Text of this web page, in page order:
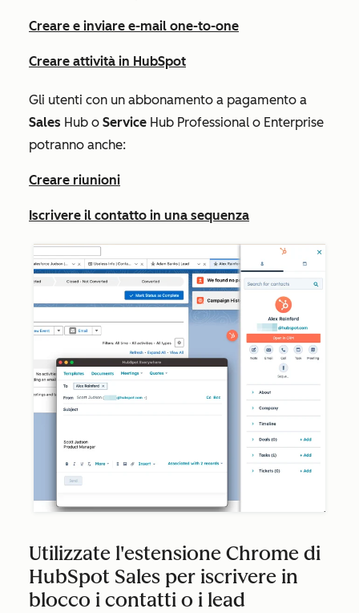
Creare e inviare e-mail one-to-one
Creare attività in HubSpot
Gli utenti con un abbonamento a pagamento a
Sales Hub o Service Hub Professional o Enterprise
potranno anche:
Creare riunioni
Iscrivere il contatto in una sequenza
Utilizzate l'estensione Chrome di
HubSpot Sales per iscrivere in
blocco i contatti o i lead